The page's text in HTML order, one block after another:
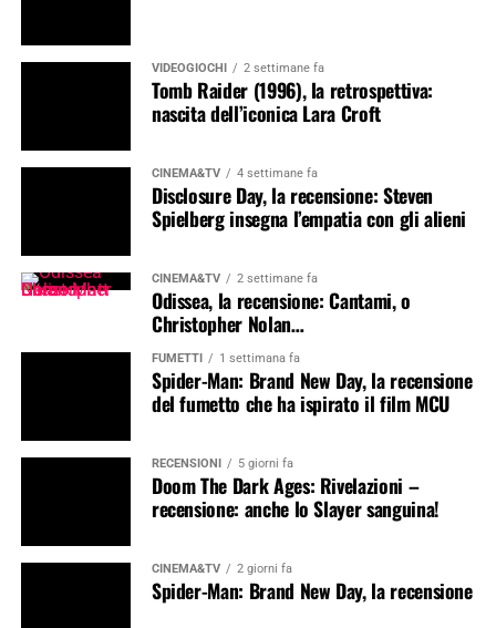
VIDEOGIOCHI 2 settimane fa
Tomb Raider (1996), la retrospettiva:
nascita dell’iconica Lara Croft
CINEMA&TV 4 settimane fa
Disclosure Day, la recensione: Steven
Spielberg insegna l’empatia con gli alieni
CINEMA&TV 2 settimane fa
Odissea, la recensione: Cantami, o
Christopher Nolan…
FUMETTI 1 settimana fa
Spider-Man: Brand New Day, la recensione
del fumetto che ha ispirato il film MCU
RECENSIONI 5 giorni fa
Doom The Dark Ages: Rivelazioni –
recensione: anche lo Slayer sanguina!
CINEMA&TV 2 giorni fa
Spider-Man: Brand New Day, la recensione